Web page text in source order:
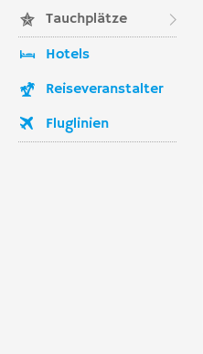
Tauchplätze
Hotels
Reiseveranstalter
Fluglinien